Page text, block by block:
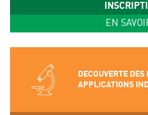
EN
DECOUVERTE
APPLICATIONS